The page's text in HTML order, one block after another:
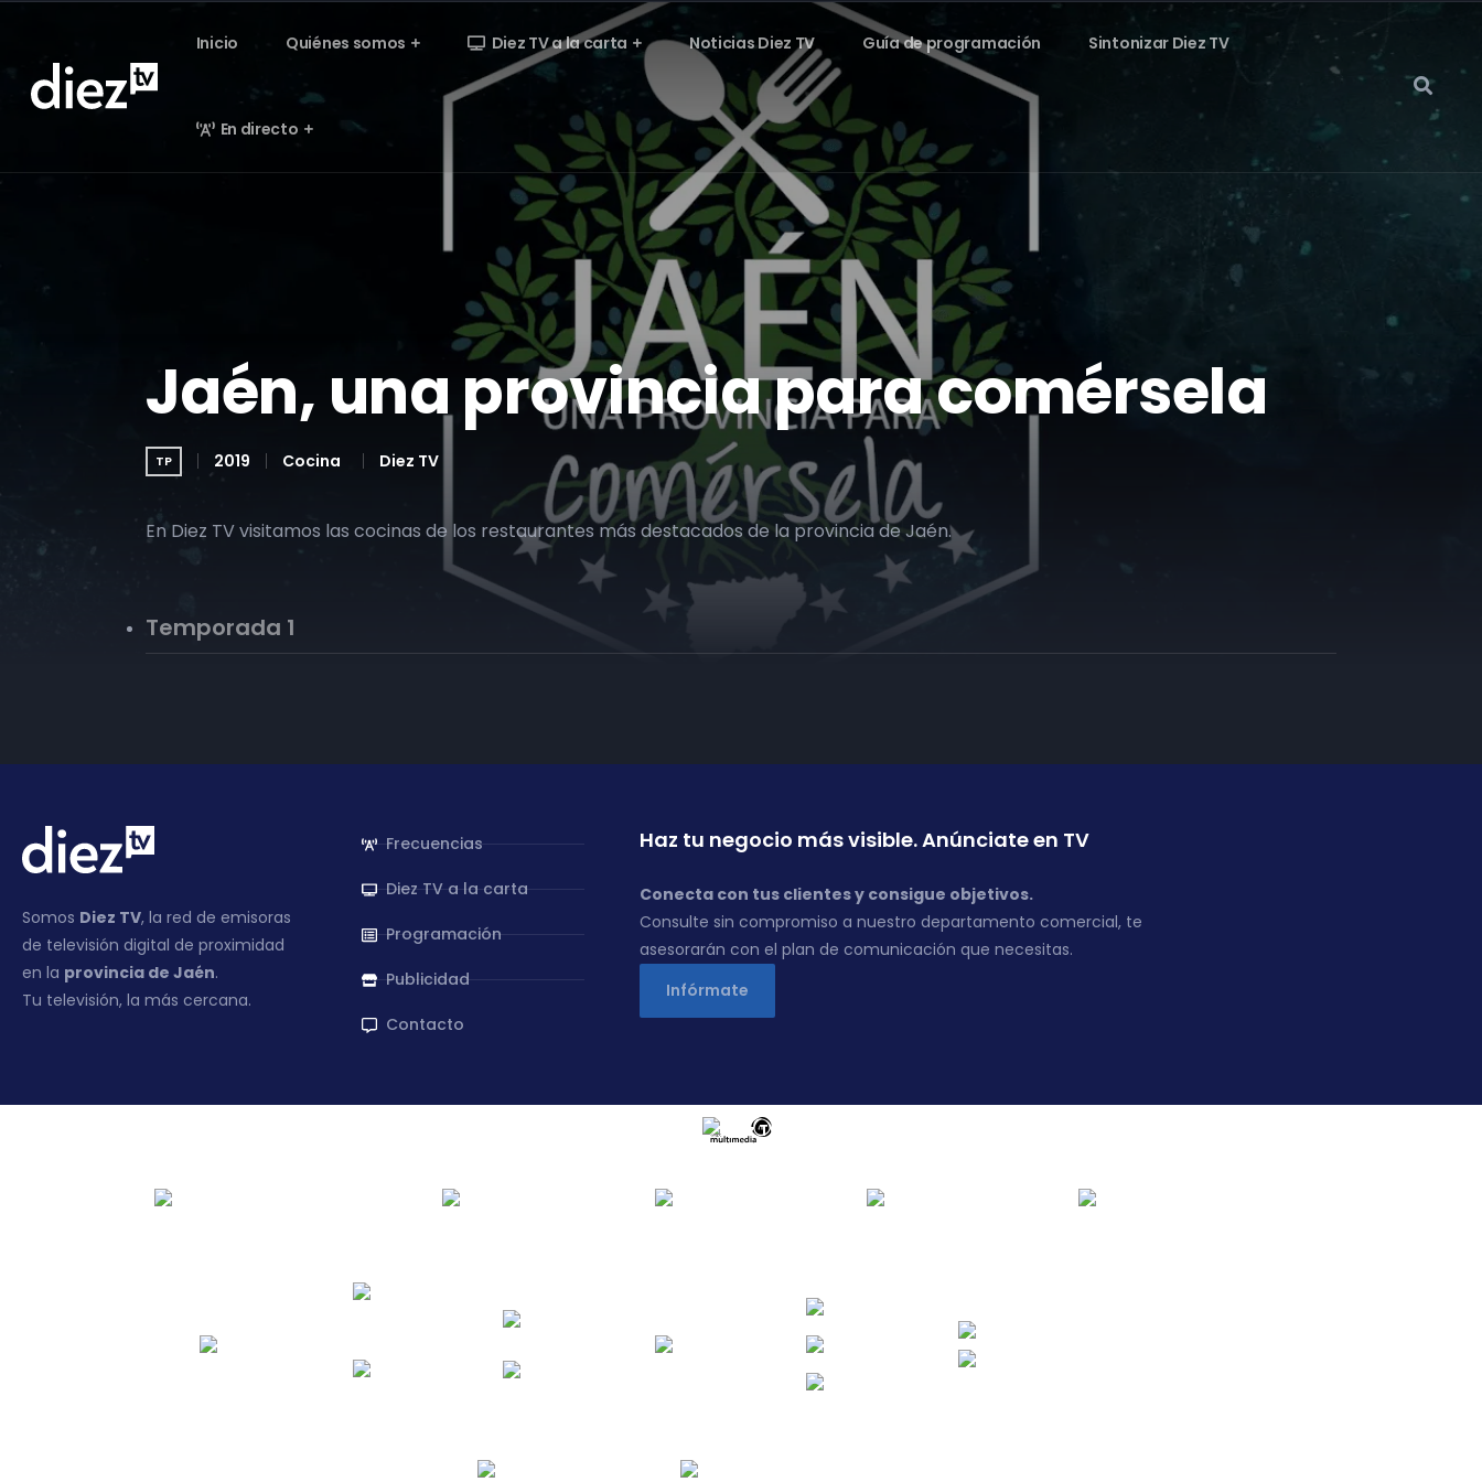
Inicio Quiénes somos Diez TV a la carta Noticias Diez TV Guía de programación Sintonizar Diez TV
En directo
Jaén, una provincia para comérsela
TP 2019 Cocina Diez TV
En Diez TV visitamos las cocinas de los restaurantes más destacados de la provincia de Jaén.
Temporada 1
Somos Diez TV, la red de emisoras
de televisión digital de proximidad
en la provincia de Jaén.
Tu televisión, la más cercana.
Frecuencias
Diez TV a la carta
Programación
Publicidad
Contacto
Haz tu negocio más visible. Anúnciate en TV
Conecta con tus clientes y consigue objetivos.
Consulte sin compromiso a nuestro departamento comercial, te
asesorarán con el plan de comunicación que necesitas.
Infórmate